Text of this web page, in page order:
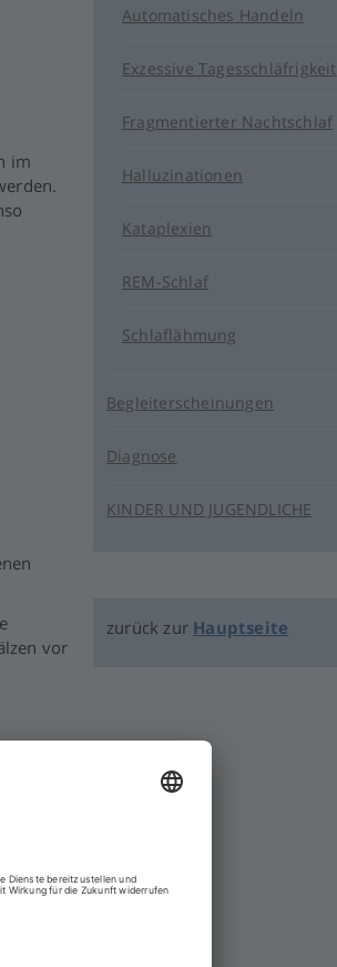
im
vor
Automatisches Handeln
Exzessive Tagesschläfrigkeit
Fragmentierter Nachtschlaf
Halluzinationen
Kataplexien
REM-Schlaf
Schlaflähmung
Begleiterscheinungen
Diagnose
KINDER UND JUGENDLICHE
zurück zur Hauptseite